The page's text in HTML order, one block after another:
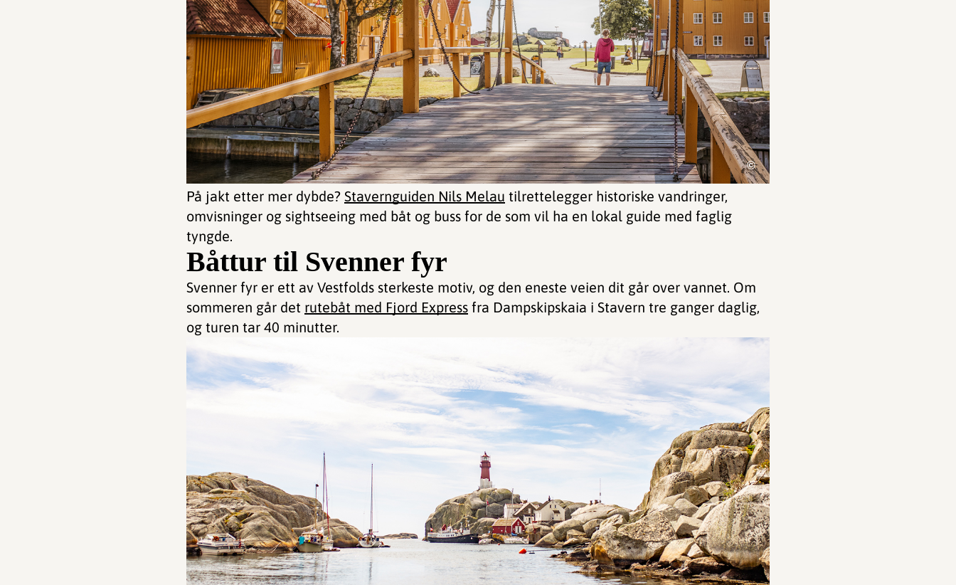
©
På jakt etter mer dybde? Stavernguiden Nils Melau tilrettelegger historiske vandringer,
omvisninger og sightseeing med båt og buss for de som vil ha en lokal guide med faglig
tyngde.
Båttur til Svenner fyr
Svenner fyr er ett av Vestfolds sterkeste motiv, og den eneste veien dit går over vannet. Om
sommeren går det rutebåt med Fjord Express fra Dampskipskaia i Stavern tre ganger daglig,
og turen tar 40 minutter.